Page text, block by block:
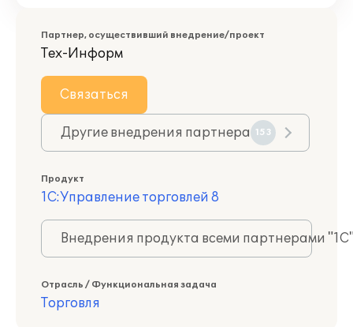
Партнер, осуществивший внедрение/проект
Тех-Информ
Связаться
Другие внедрения партнера 153
Продукт
1С:Управление торговлей 8
Внедрения продукта всеми партнерами
Отрасль / Функциональная задача
Торговля